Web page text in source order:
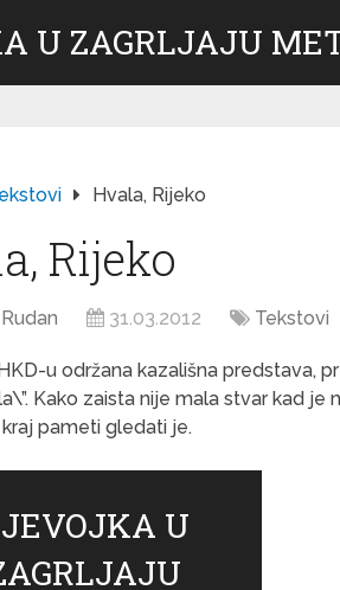
U ZAGRLJAJU
Hvala, Rijeko
Rijeko
31.03.2012 Tekstovi
u održana kazališna predstava,
Kako zaista nije mala stvar kad
pameti gledati je.